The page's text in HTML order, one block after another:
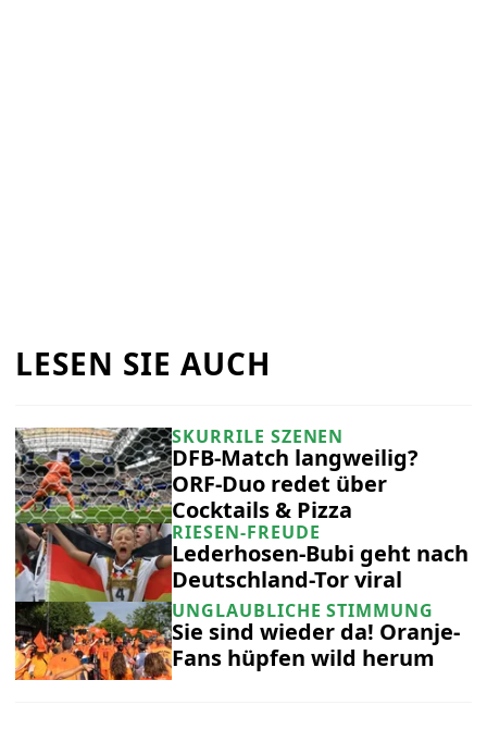
LESEN SIE AUCH
SKURRILE SZENEN
DFB-Match langweilig?
ORF-Duo redet über
Cocktails & Pizza
RIESEN-FREUDE
Lederhosen-Bubi geht nach
Deutschland-Tor viral
UNGLAUBLICHE STIMMUNG
Sie sind wieder da! Oranje-
Fans hüpfen wild herum